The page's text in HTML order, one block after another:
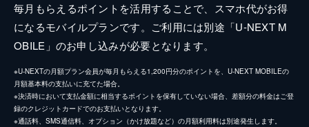
毎月もらえるポイントを活用することで、スマホ代がお得
になるモバイルプランです。ご利用には別途「U-NEXT M
OBILE」のお申し込みが必要となります。
※U-NEXTの月額プラン会員が毎月もらえる1,200円分のポイントを、U-NEXT MOBILEの
月額基本料の支払いに充てた場合。
※決済時において支払金額に相当するポイントを保有していない場合、差額分の料金はご登
録のクレジットカードでのお支払いとなります。
※通話料、SMS通信料、オプション（かけ放題など）の月額利用料は別途発生します。